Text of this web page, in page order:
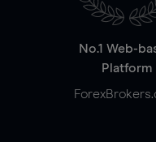
No.1 Web-
Platform